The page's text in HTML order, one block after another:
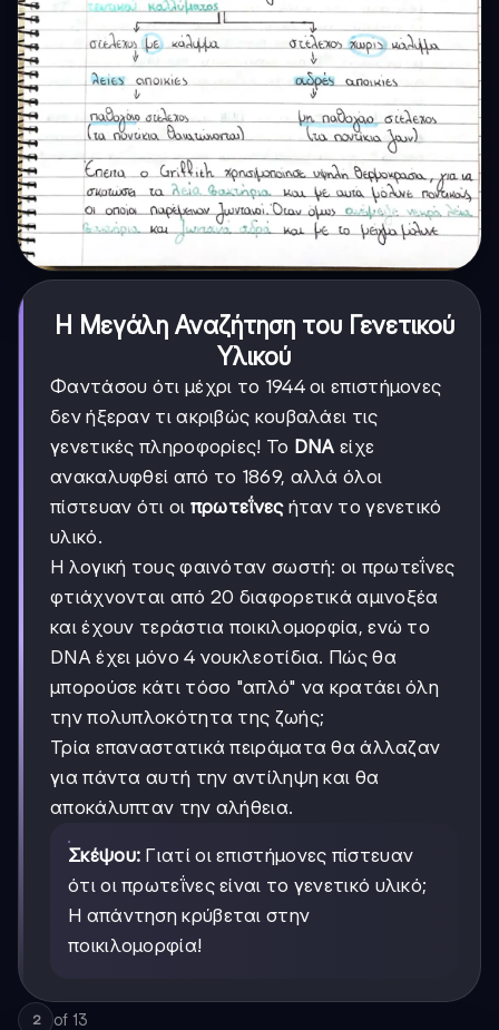
Η Μεγάλη Αναζήτηση του Γενετικού
Υλικού
Φαντάσου ότι μέχρι το 1944 οι επιστήμονες
δεν ήξεραν τι ακριβώς κουβαλάει τις
γενετικές πληροφορίες! Το DNA είχε
ανακαλυφθεί από το 1869, αλλά όλοι
πίστευαν ότι οι πρωτεΐνεςήταν το γενετικό
υλικό.
Η λογική τους φαινόταν σωστή: οι πρωτεΐνες
φτιάχνονται από 20 διαφορετικά αμινοξέα
και έχουν τεράστια ποικιλομορφία, ενώ το
DNA έχει μόνο 4 νουκλεοτίδια. Πώς θα
μπορούσε κάτι τόσο "απλό" να κρατάει όλη
την πολυπλοκότητα της ζωής;
Τρία επαναστατικά πειράματα θα άλλαζαν
για πάντα αυτή την αντίληψη και θα
αποκάλυπταν την αλήθεια.
Σκέψου: Γιατί οι επιστήμονες πίστευαν
ότι οι πρωτεΐνες είναι το γενετικό υλικό;
Η απάντηση κρύβεται στην
ποικιλομορφία!
2 of 13